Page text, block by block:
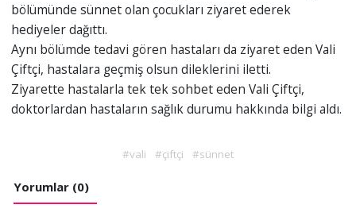
bölümünde sünnet olan çocukları ziyaret ederek
hediyeler dağıttı.
Aynı bölümde tedavi gören hastaları da ziyaret eden Vali
Çiftçi, hastalara geçmiş olsun dileklerini iletti.
Ziyarette hastalarla tek tek sohbet eden Vali Çiftçi,
doktorlardan hastaların sağlık durumu hakkında bilgi aldı.
#vali #çiftçi #sünnet
Yorumlar (0)